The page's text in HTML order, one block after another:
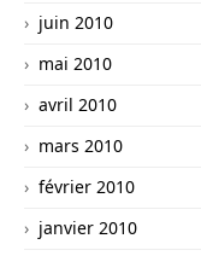
juin 2010
mai 2010
avril 2010
mars 2010
février 2010
janvier 2010